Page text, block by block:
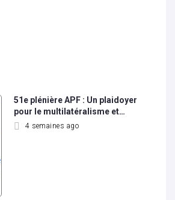
51e plénière APF : Un plaidoyer
pour le multilatéralisme et…
4 semaines ago